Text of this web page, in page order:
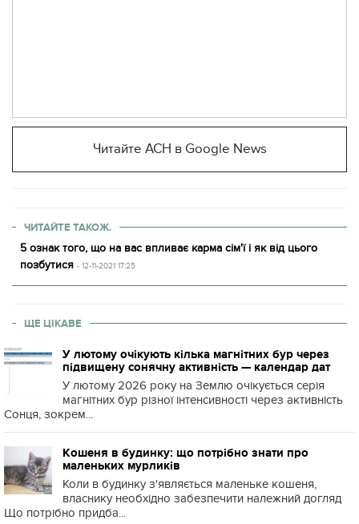
Читайте АСН в Google News
ЧИТАЙТЕ ТАКОЖ.
5 ознак того, що на вас впливає карма сім'ї і як від цього
позбутися - 12-11-2021 17:25
ЩЕ ЦІКАВЕ
У лютому очікують кілька магнітних бур через
підвищену сонячну активність — календар дат
У лютому 2026 року на Землю очікується серія
магнітних бур різної інтенсивності через активність
Сонця, зокрем...
Кошеня в будинку: що потрібно знати про
маленьких мурликів
Коли в будинку з'являється маленьке кошеня,
власнику необхідно забезпечити належний догляд
Що потрібно придба...